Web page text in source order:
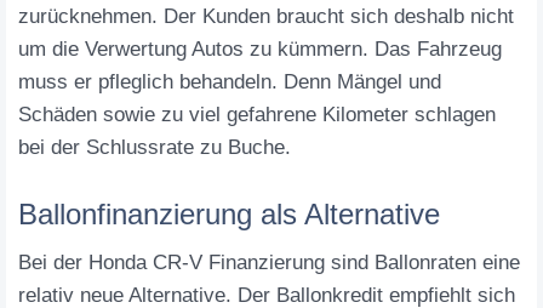
zurücknehmen. Der Kunden braucht sich deshalb nicht
um die Verwertung Autos zu kümmern. Das Fahrzeug
muss er pfleglich behandeln. Denn Mängel und
Schäden sowie zu viel gefahrene Kilometer schlagen
bei der Schlussrate zu Buche.
Ballonfinanzierung als Alternative
Bei der Honda CR-V Finanzierung sind Ballonraten eine
relativ neue Alternative. Der Ballonkredit empfiehlt sich